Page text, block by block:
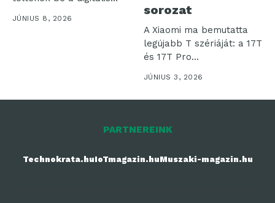
környezetben, de
előfordul, hogy...
JÚNIUS 8, 2026
sorozat
A Xiaomi ma bemutatta
legújabb T szériáját: a 17T
és 17T Pro...
JÚNIUS 3, 2026
PARTNEREINK
Technokrata.huIoTmagazin.huMuszaki-magazin.hu